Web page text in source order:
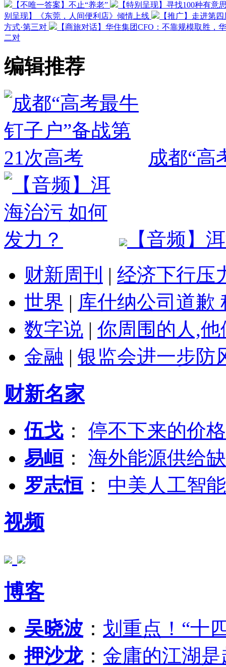
【不唯一答案】不止“养老”
【特别呈现】寻找100种有意
别呈现】《东莞，人间便利店》倾情上线
【推广】走进第
方式·第三对
【商旅对话】华住集团CFO：不靠规模取胜，
二对
编辑推荐
成都“高
【音频】
财新周刊 | 经济下行压
世界 | 库什纳公司道歉
数字说 | 你周围的人,
金融 | 银监会进一步防
财新名家
伍戈 ： 停不下来的价
易峘 ： 海外能源供给
罗志恒 ： 中美人工智
视频
博客
吴晓波 ： 划重点！“十
押沙龙： 金庸的江湖